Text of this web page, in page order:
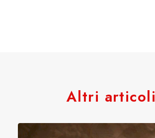
Altri articoli